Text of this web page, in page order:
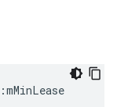
mMinLease